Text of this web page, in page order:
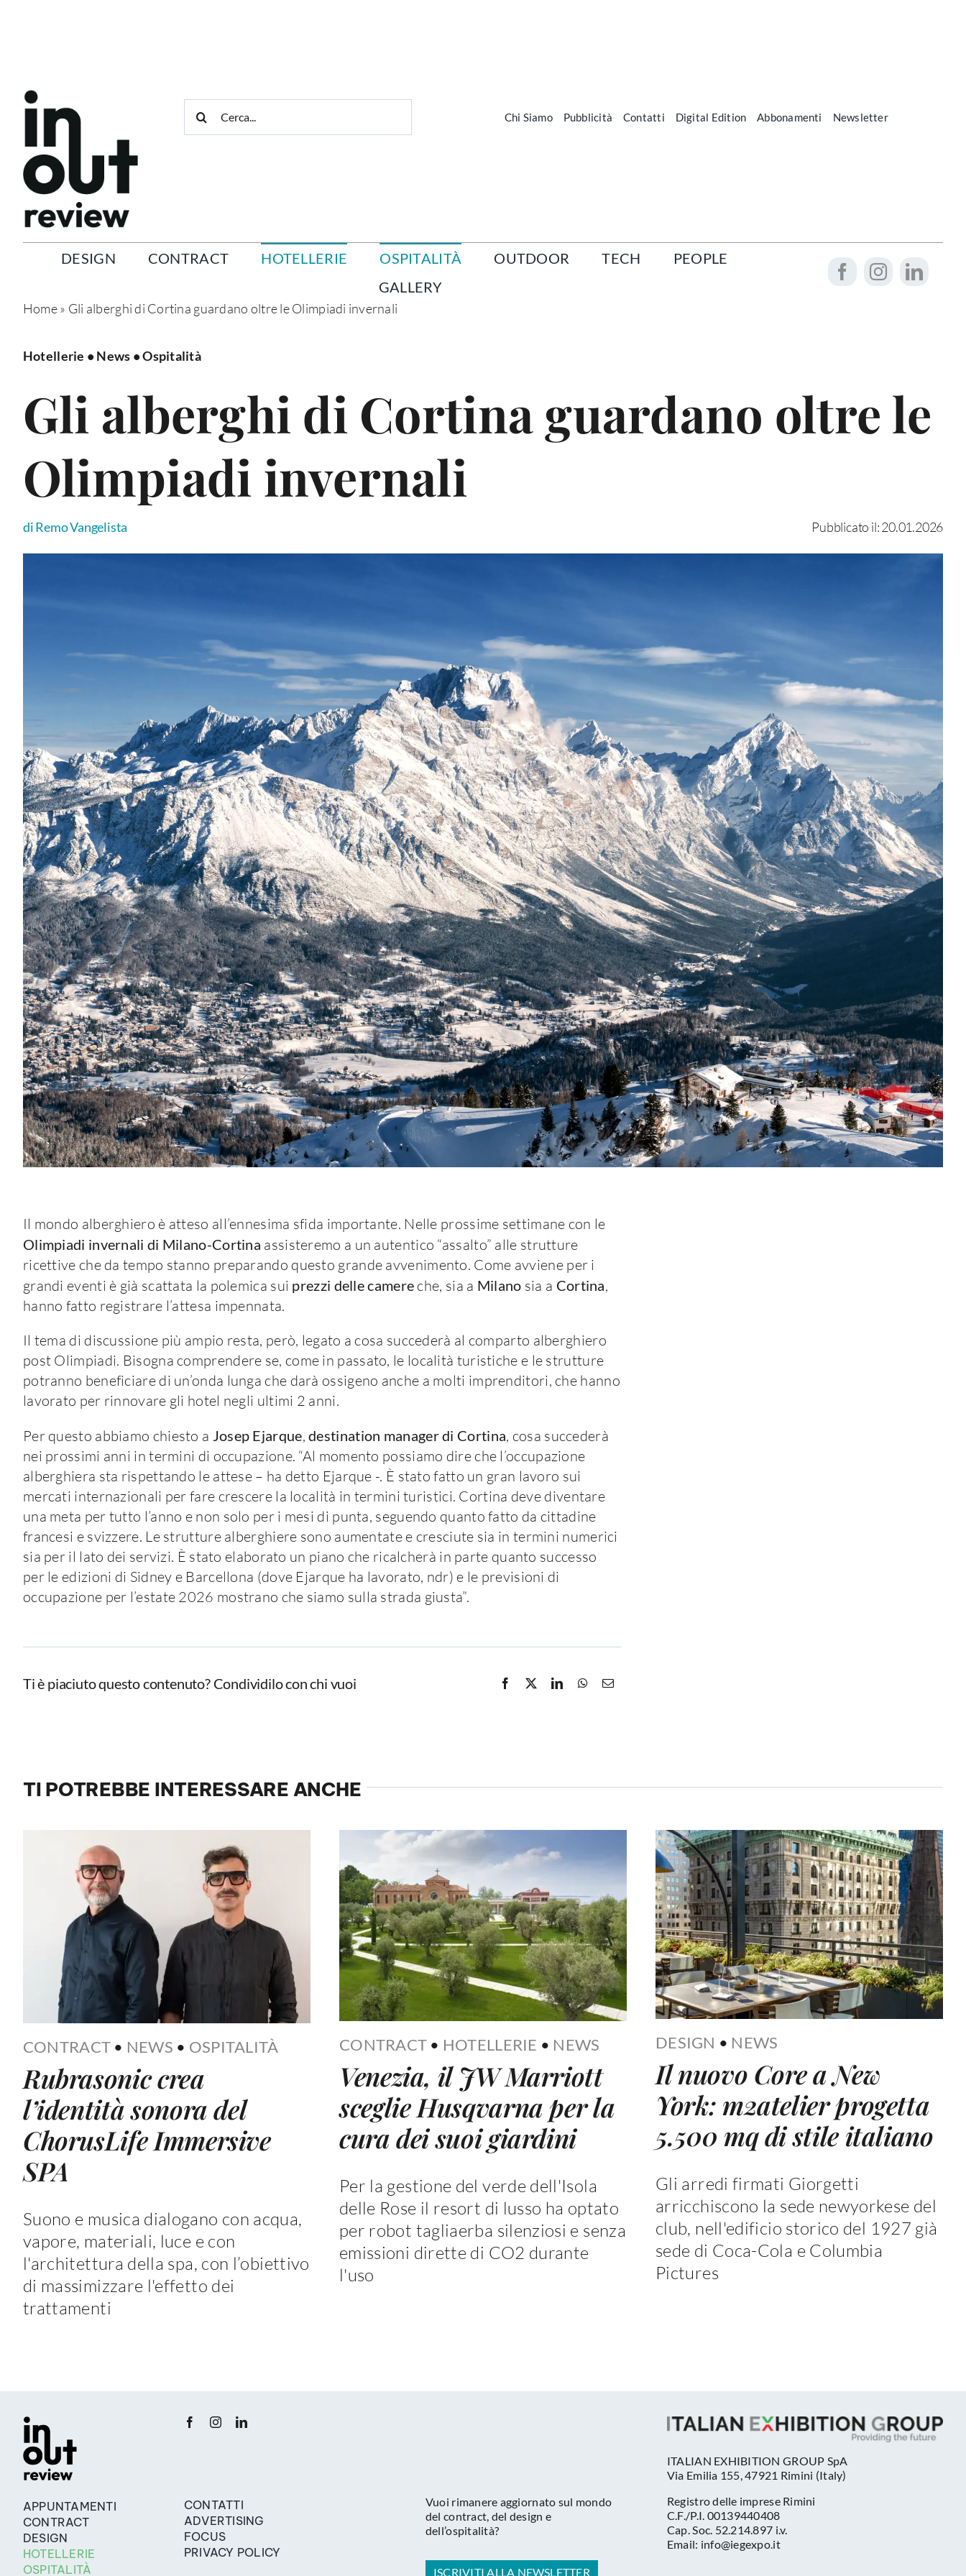
per:
Chi Siamo Pubblicità Contatti Digital Edition Abbonamenti Newsletter
DESIGN CONTRACT HOTELLERIE OSPITALITÀ OUTDOOR TECH
PEOPLE
GALLERY
Home» Gli alberghi di Cortina guardano oltre le Olimpiadi invernali
Hotellerie • News •Ospitalità
Gli alberghi di Cortina guardano oltre le
Olimpiadi invernali
di Remo Vangelista Pubblicato il: 20.01.2026
Il mondo alberghiero è atteso all’ennesima sfida importante. Nelle prossime settimane con le
Olimpiadi invernali di Milano-Cortina assisteremo a un autentico “assalto” alle strutture
ricettive che da tempo stanno preparando questo grande avvenimento. Come avviene per i
grandi eventi è già scattata la polemica sui prezzi delle camere che, sia a Milano sia a Cortina,
hanno fatto registrare l’attesa impennata.
Il tema di discussione più ampio resta, però, legato a cosa succederà al comparto alberghiero
post Olimpiadi. Bisogna comprendere se, come in passato, le località turistiche e le strutture
potranno beneficiare di un’onda lunga che darà ossigeno anche a molti imprenditori, che hanno
lavorato per rinnovare gli hotel negli ultimi 2 anni.
Per questo abbiamo chiesto a Josep Ejarque,destination manager di Cortina, cosa succederà
nei prossimi anni in termini di occupazione. “Al momento possiamo dire che l’occupazione
alberghiera sta rispettando le attese – ha detto Ejarque -. È stato fatto un gran lavoro sui
mercati internazionali per fare crescere la località in termini turistici. Cortina deve diventare
una meta per tutto l’anno e non solo per i mesi di punta, seguendo quanto fatto da cittadine
francesi e svizzere. Le strutture alberghiere sono aumentate e cresciute sia in termini numerici
sia per il lato dei servizi. È stato elaborato un piano che ricalcherà in parte quanto successo
per le edizioni di Sidney e Barcellona (dove Ejarque ha lavorato, ndr) e le previsioni di
occupazione per l’estate 2026 mostrano che siamo sulla strada giusta”.
Ti è piaciuto questo contenuto? Condividilo con chi vuoi
TI POTREBBE INTERESSARE ANCHE
CONTRACT • NEWS • OSPITALITÀ
Rubrasonic crea
l’identità sonora del
ChorusLife Immersive
SPA
Suono e musica dialogano con acqua,
vapore, materiali, luce e con
l'architettura della spa, con l’obiettivo
di massimizzare l'effetto dei
trattamenti
CONTRACT • HOTELLERIE • NEWS
Venezia, il JW Marriott
sceglie Husqvarna per la
cura dei suoi giardini
Per la gestione del verde dell'Isola
delle Rose il resort di lusso ha optato
per robot tagliaerba silenziosi e senza
emissioni dirette di CO2 durante
l'uso
DESIGN • NEWS
Il nuovo Core a New
York: m2atelier progetta
5.500 mq di stile italiano
Gli arredi firmati Giorgetti
arricchiscono la sede newyorkese del
club, nell'edificio storico del 1927 già
sede di Coca-Cola e Columbia
Pictures
APPUNTAMENTI
CONTRACT
DESIGN
HOTELLERIE
OSPITALITÀ
CONTATTI
ADVERTISING
FOCUS
PRIVACY POLICY
Vuoi rimanere aggiornato sul mondo
del contract, del design e
dell’ospitalità?
ISCRIVITI ALLA NEWSLETTER
ITALIAN EXHIBITION GROUP SpA
Via Emilia 155, 47921 Rimini (Italy)
Registro delle imprese Rimini
C.F./P.I. 00139440408
Cap. Soc. 52.214.897 i.v.
Email: info@iegexpo.it